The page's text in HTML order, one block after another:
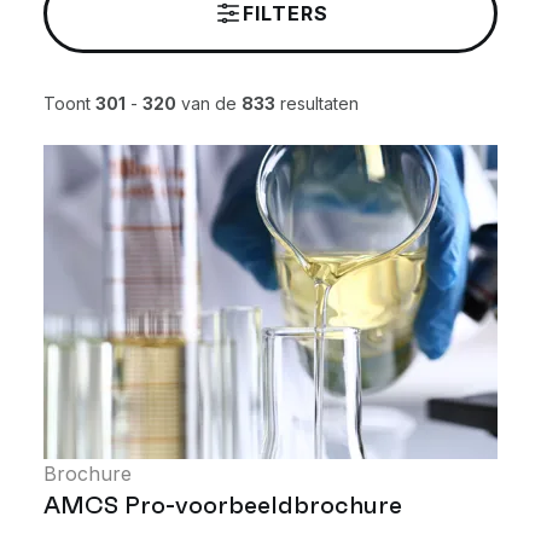
FILTERS
Toont 301 - 320 van de 833 resultaten
Brochure
AMCS Pro-voorbeeldbrochure